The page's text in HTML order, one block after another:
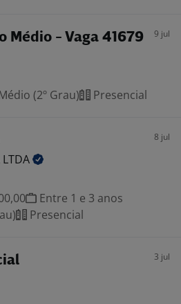
Médio - Vaga 41679 9 jul
(2º Grau) Presencial
8 jul
LTDA
Entre 1 e 3 anos
Presencial
3 jul